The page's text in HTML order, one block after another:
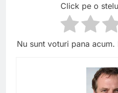
Click pe o
Nu sunt voturi pana